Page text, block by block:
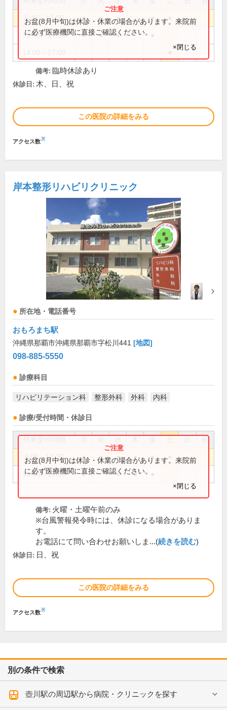
8:45～12:00 ● ● ● ●
13:45～17:30 ● ● ●
お盆(8月中旬)は休診・休業の場合があります。来院前
に必ず医療機関に直接ご確認ください。
×閉じる
備考: 臨時休診あり
休診日: 木、日、祝
この医院の詳細をみる
アクセス数※
岸本整形リハビリクリニック
所在地・電話番号
おもろまち駅
沖縄県那覇市沖縄県那覇市字松川441 [地図]
098-885-5550
診療科目
リハビリテーション科 整形外科 外科 内科
診療/受付時間・休診日
祝
9:00～12:30 ● ● ● ● ●
14:00～17:30 ● ● ●
お盆(8月中旬)は休診・休業の場合があります。来院前
に必ず医療機関に直接ご確認ください。
×閉じる
備考: 火曜・土曜午前のみ
※台風警報発令時には、休診になる場合がありま
す。
お電話にて問い合わせお願いしま...(続きを読む)
休診日: 日、祝
この医院の詳細をみる
アクセス数※
別の条件で検索
壺川駅の周辺駅から病院・クリニックを探す